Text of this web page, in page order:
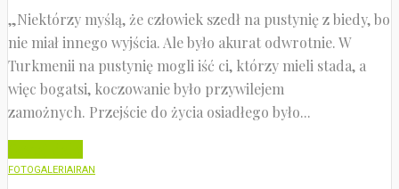
„Niektórzy myślą, że człowiek szedł na pustynię z biedy, bo
nie miał innego wyjścia. Ale było akurat odwrotnie. W
Turkmenii na pustynię mogli iść ci, którzy mieli stada, a
więc bogatsi, koczowanie było przywilejem
zamożnych. Przejście do życia osiadłego było...
FOTOGALERIA IRAN